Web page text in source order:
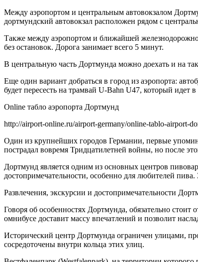
Между аэропортом и центральным автовокзалом
дортмундский автовокзал расположен рядом с
Также между аэропортом и ближайшей
без остановок. Дорога занимает всего 5 минут.
В центральную часть Дортмунда можно доехать и на
Еще один вариант добраться в город из аэропорта:
будет пересесть на трамвай U-Bahn U47, который
Online табло аэропорта Дортмунд
http://airport-online.ru/airport-germany/online-tablo-airport-
Один из крупнейших городов Германии, первые
пострадал вовремя Тридцатилетней войны, но после
Дортмунд является одним из основных центров
достопримечательности, особенно для любителей
Развлечения, экскурсии и достопримечательности
Говоря об особенностях Дортмунда, обязательно
омнибусе доставит массу впечатлений и позволит
Исторический центр Дортмунда ограничен улицами,
сосредоточены внутри кольца этих улиц.